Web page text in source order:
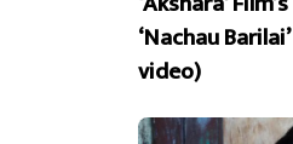
‘Nachau
video)